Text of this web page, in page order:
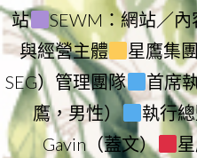
站
SEWM：網站／內
與經營主體
星鷹集
SEG）管理團隊
首席
鷹，男性）
執行
Gavin（蓋文）